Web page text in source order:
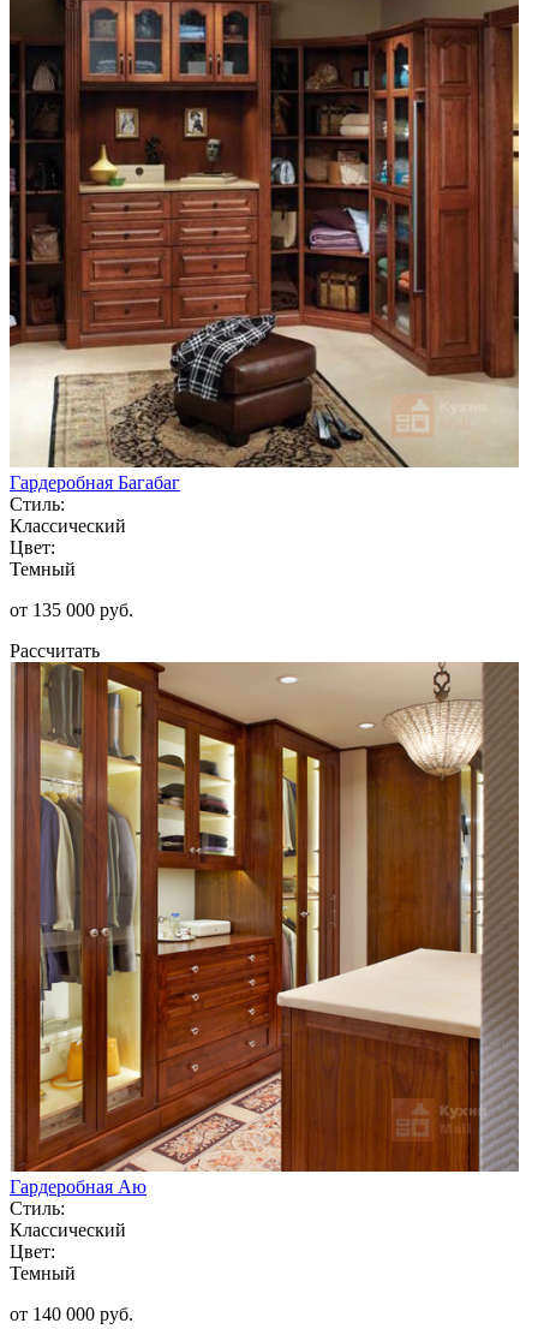
Гардеробная Багабаг
Стиль:
Классический
Цвет:
Темный
от 135 000 руб.
Рассчитать
Гардеробная Аю
Стиль:
Классический
Цвет:
Темный
от 140 000 руб.